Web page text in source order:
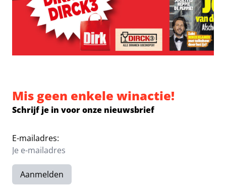
Mis geen enkele winactie!
Schrijf je in voor onze nieuwsbrief
E-mailadres:
Aanmelden